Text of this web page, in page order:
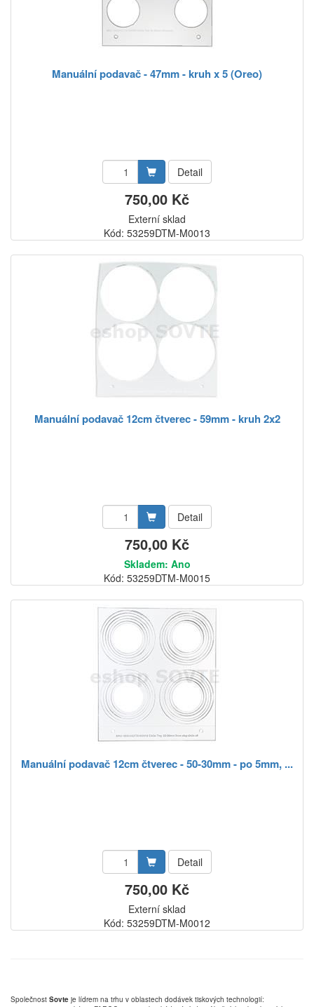
Manuální podavač - 47mm - kruh x 5 (Oreo)
Detail
750,00 Kč
Externí sklad
Kód: 53259DTM-M0013
Manuální podavač 12cm čtverec - 59mm - kruh 2x2
Detail
750,00 Kč
Skladem: Ano
Kód: 53259DTM-M0015
Manuální podavač 12cm čtverec - 50-30mm - po 5mm, ...
Detail
750,00 Kč
Externí sklad
Kód: 53259DTM-M0012
Společnost Sovte je lídrem na trhu v oblastech dodávek tiskových technologií: